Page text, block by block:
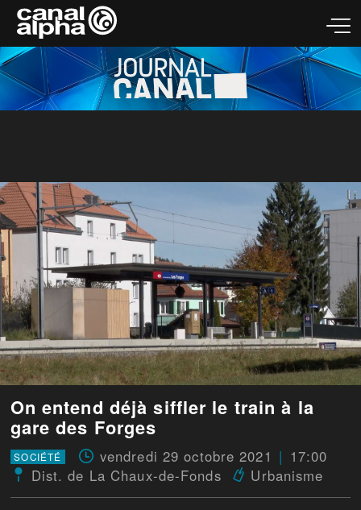
On entend déjà siffler le train à la
gare des Forges
SOCIÉTÉ vendredi 29 octobre 2021
17:00
Dist. de La Chaux-de-Fonds
Urbanisme